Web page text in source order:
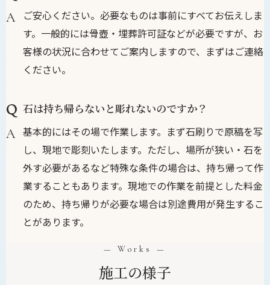
ご安心ください。必要なものは事前にすべてお伝えしま
す。一般的には骨壺・埋葬許可証などが必要ですが、お
客様の状況に合わせてご案内しますので、まずはご連絡
ください。
石は持ち帰らないと彫れないのですか？
基本的にはその場で作業します。まず石刷りで原稿を写
し、現地で彫刻いたします。ただし、場所が狭い・石を
外す必要があるなど特殊な条件の場合は、持ち帰って作
業することもあります。現地での作業を前提とした料金
のため、持ち帰りが必要な場合は別途費用が発生するこ
とがあります。
— Works —
施工の様子